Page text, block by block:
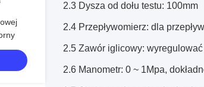
2.3 Dysza od dołu testu: 100mm
2.4 Przepływomierz: dla
2.5 Zawór iglicowy:
2.6 Manometr: 0 ~ 1Mpa,